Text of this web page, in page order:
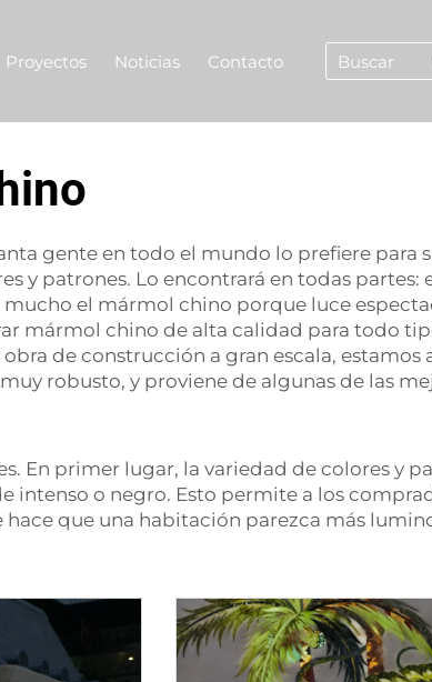
Proyectos Noticias Contacto
gente en todo el mundo lo prefiere para
y patrones. Lo encontrará en todas partes:
el mármol chino porque luce
mármol chino de alta calidad para todo
de construcción a gran escala, estamos
robusto, y proviene de algunas de las
En primer lugar, la variedad de colores y
intenso o negro. Esto permite a los
que una habitación parezca más